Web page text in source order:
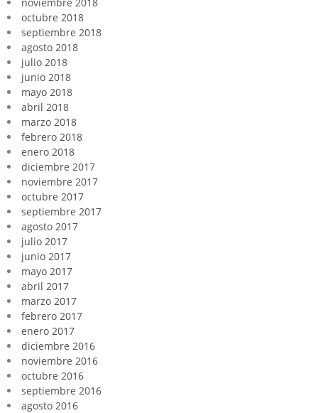
octubre 2018
septiembre 2018
agosto 2018
julio 2018
junio 2018
mayo 2018
abril 2018
marzo 2018
febrero 2018
enero 2018
diciembre 2017
noviembre 2017
octubre 2017
septiembre 2017
agosto 2017
julio 2017
junio 2017
mayo 2017
abril 2017
marzo 2017
febrero 2017
enero 2017
diciembre 2016
noviembre 2016
octubre 2016
septiembre 2016
agosto 2016